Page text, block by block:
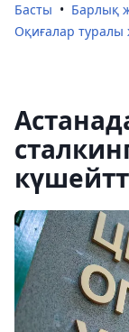
Басты
Барлық
Оқиғалар